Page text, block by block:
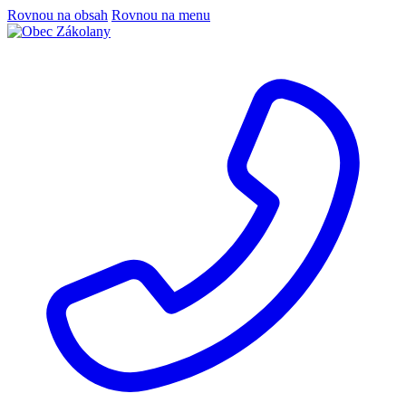
Rovnou na obsah Rovnou na menu